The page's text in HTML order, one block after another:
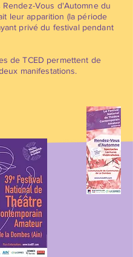
Vous d'Automne du
leur apparition (la période
privé du festival pendant
de TCED permettent de
manifestations.